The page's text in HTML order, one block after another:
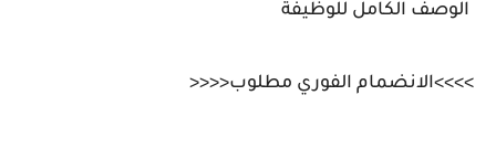
الوصف الكامل للوظيفة
>>>>الانضمام الفوري مطلوب<<<<